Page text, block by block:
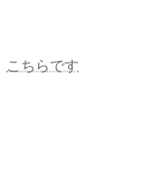
こちらです